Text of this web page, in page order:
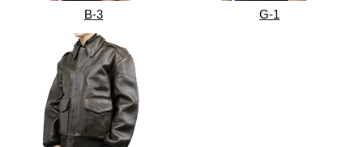
B-3 G-1